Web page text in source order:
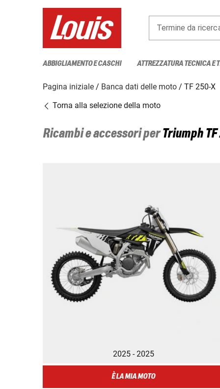
Termine da
ABBIGLIAMENTO E CASCHI ATTREZZATURA TECNICA E
Pagina iniziale Banca dati delle moto
TF 250-X
Torna alla selezione della moto
Ricambi e accessori perTriumph
2025 - 2025
È LA MIA MOTO